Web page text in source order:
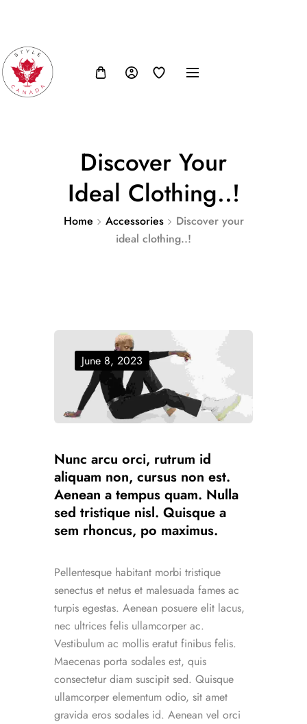
Discover Your
Ideal Clothing..!
Home Accessories
Discover your
ideal clothing..!
June 8, 2023
Nunc arcu orci, rutrum id
aliquam non, cursus non est.
Aenean a tempus quam. Nulla
sed tristique nisl. Quisque a
sem rhoncus, po maximus.
Pellentesque habitant morbi tristique
senectus et netus et malesuada fames ac
turpis egestas. Aenean posuere elit lacus,
nec ultrices felis ullamcorper ac.
Vestibulum ac mollis eratut finibus felis.
Maecenas porta sodales est, quis
consectetur diam suscipit sed. Quisque
ullamcorper elementum odio, sit amet
gravida eros sodales id. Aenean vel orci